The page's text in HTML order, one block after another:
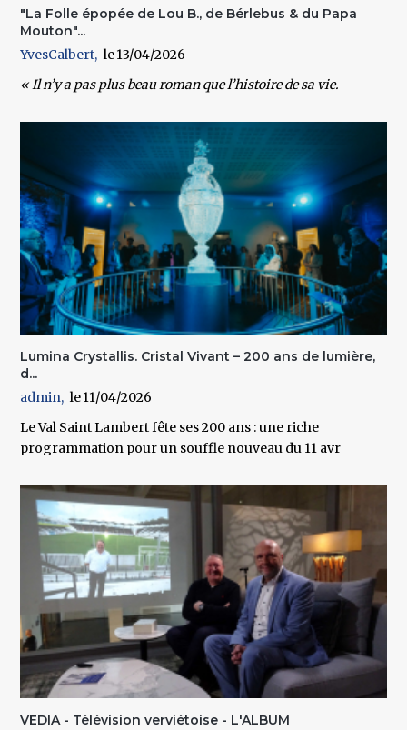
"La Folle épopée de Lou B., de Bérlebus & du Papa
Mouton"...
YvesCalbert
13/04/2026
« Il n’y a pas plus beau roman que l’histoire de sa vie.
Lumina Crystallis. Cristal Vivant – 200 ans de lumière,
d...
admin
11/04/2026
Le Val Saint Lambert fête ses 200 ans : une riche
programmation pour un souffle nouveau du 11 avr
VEDIA - Télévision verviétoise - L'ALBUM